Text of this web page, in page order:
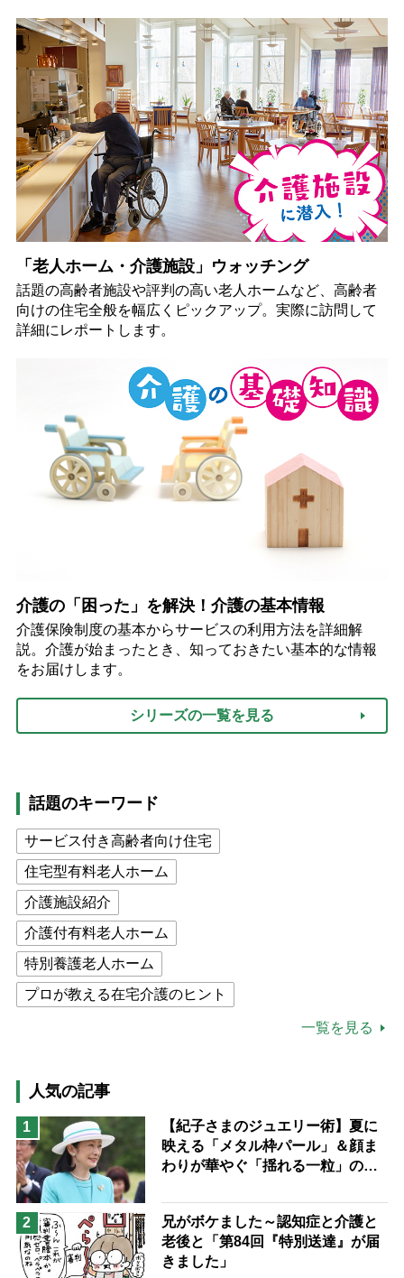
「老人ホーム・介護施設」ウォッチング
話題の高齢者施設や評判の高い老人ホームなど、高齢者
向けの住宅全般を幅広くピックアップ。実際に訪問して
詳細にレポートします。
介護の「困った」を解決！介護の基本情報
介護保険制度の基本からサービスの利用方法を詳細解
説。介護が始まったとき、知っておきたい基本的な情報
をお届けします。
シリーズの一覧を見る
話題のキーワード
サービス付き高齢者向け住宅
住宅型有料老人ホーム
介護施設紹介
介護付有料老人ホーム
特別養護老人ホーム
プロが教える在宅介護のヒント
猫が母になつきません
息子の遠距離介護サバイバル術
兄がボケました
便利なサービス
予防法
一覧を見る
人気の記事
1
【紀子さまのジュエリー術】夏に
映える「メタル枠パール」＆顔ま
わりが華やぐ「揺れる一粒」の使
2
兄がボケました～認知症と介護と
老後と「第84回『特別送達』が届
きました」